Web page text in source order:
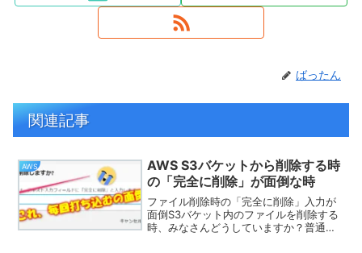
ばったん
関連記事
AWS
AWS S3バケットから削除する時
の「完全に削除」が面倒な時
ファイル削除時の「完全に削除」入力が
面倒S3バケット内のファイルを削除する
時、みなさんどうしていますか？普通